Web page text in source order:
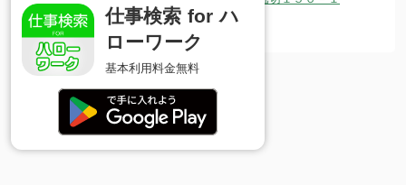
ホームページ
仕事検索 for ハ
ローワーク
基本利用料金無料